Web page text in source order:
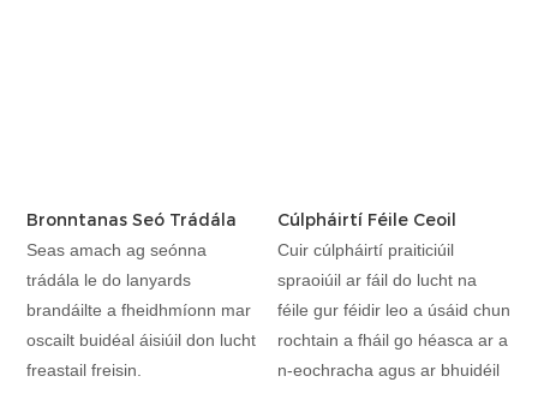
Bronntanas Seó Trádála
Seas amach ag seónna
trádála le do lanyards
brandáilte a fheidhmíonn mar
oscailt buidéal áisiúil don lucht
freastail freisin.
Cúlpháirtí Féile Ceoil
Cuir cúlpháirtí praiticiúil
spraoiúil ar fáil do lucht na
féile gur féidir leo a úsáid chun
rochtain a fháil go héasca ar a
n-eochracha agus ar bhuidéil